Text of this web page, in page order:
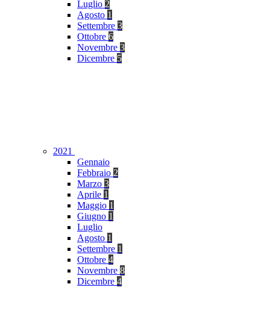
Luglio 2
Agosto 1
Settembre 3
Ottobre 6
Novembre 3
Dicembre 5
2021
Gennaio
Febbraio 2
Marzo 3
Aprile 1
Maggio 1
Giugno 1
Luglio
Agosto 1
Settembre 1
Ottobre 4
Novembre 8
Dicembre 4